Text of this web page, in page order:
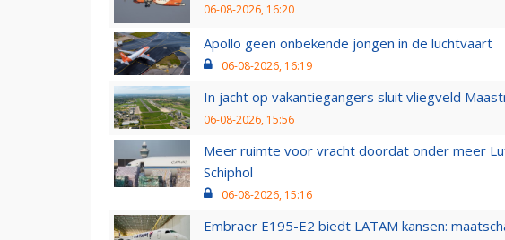
06-08-2026, 16:20
Apollo geen onbekende jongen in de luchtvaart
06-08-2026, 16:19
In jacht op vakantiegangers sluit vliegveld
06-08-2026, 15:56
Meer ruimte voor vracht doordat onder meer
Schiphol
06-08-2026, 15:16
Embraer E195-E2 biedt LATAM kansen: